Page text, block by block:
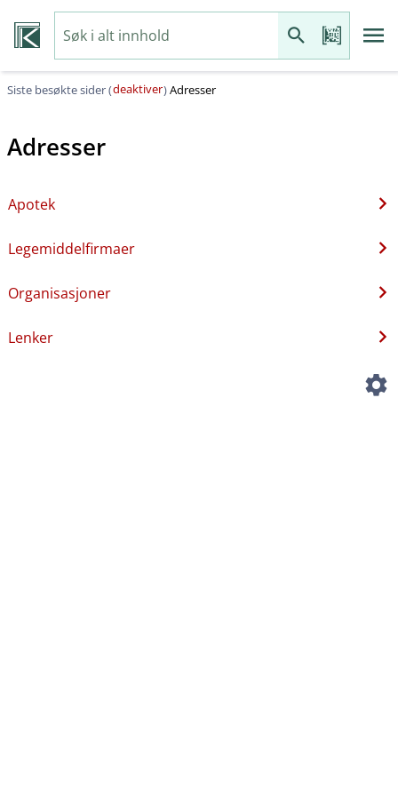
Siste besøkte sider (deaktiver)Adresser
Adresser
Apotek
Legemiddelfirmaer
Organisasjoner
Lenker